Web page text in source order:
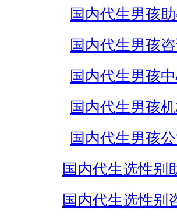
国内代生男孩
国内代生男孩
国内代生男孩
国内代生男孩
国内代生男孩公
国内代生选性别
国内代生选性别